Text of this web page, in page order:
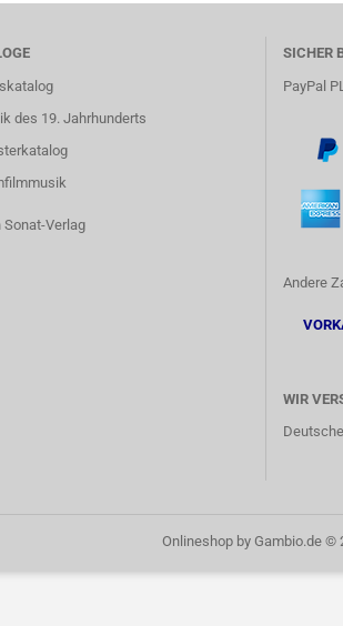
des 19. Jahrhunderts
Sonat-Verlag
SICHER
PayPal
Andere
WIR
Onlineshop by Gambio.de ©